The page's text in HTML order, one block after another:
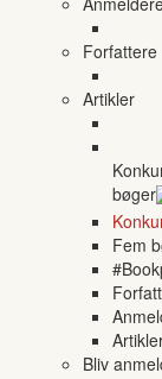
Forfattere
Artikler
bøger
Fem
Bliv